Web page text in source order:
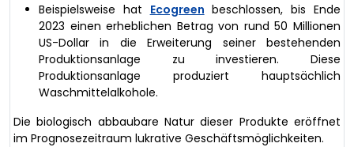
Beispielsweise hat Ecogreen beschlossen, bis Ende
2023 einen erheblichen Betrag von rund 50 Millionen
US-Dollar in die Erweiterung seiner bestehenden
Produktionsanlage zu investieren. Diese
Produktionsanlage produziert hauptsächlich
Waschmittelalkohole.
Die biologisch abbaubare Natur dieser Produkte eröffnet
im Prognosezeitraum lukrative Geschäftsmöglichkeiten.